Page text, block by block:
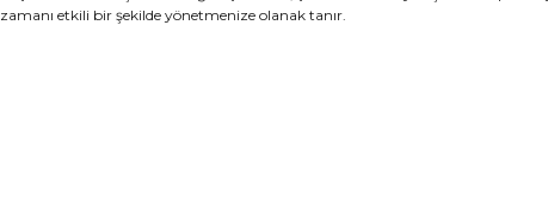
etkili bir şekilde yönetmenize olanak tanır.